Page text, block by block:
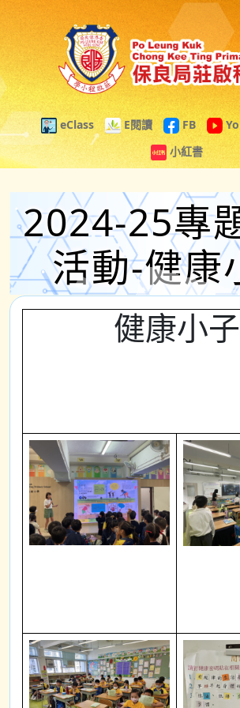
eClass E閱讀 FB
小紅書
2024-25專
活動-健康
健康小子